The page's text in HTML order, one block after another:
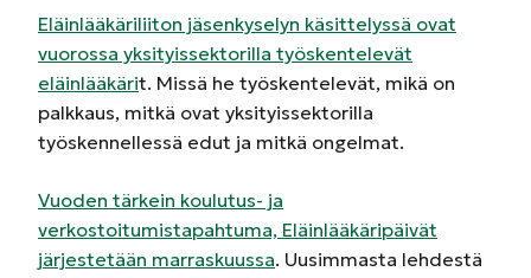
Eläinlääkäriliiton jäsenkyselyn käsittelyssä ovat
vuorossa yksityissektorilla työskentelevät
eläinlääkärit. Missä he työskentelevät, mikä on
palkkaus, mitkä ovat yksityissektorilla
työskennellessä edut ja mitkä ongelmat.
Vuoden tärkein koulutus- ja
verkostoitumistapahtuma, Eläinlääkäripäivät
järjestetään marraskuussa. Uusimmasta lehdestä